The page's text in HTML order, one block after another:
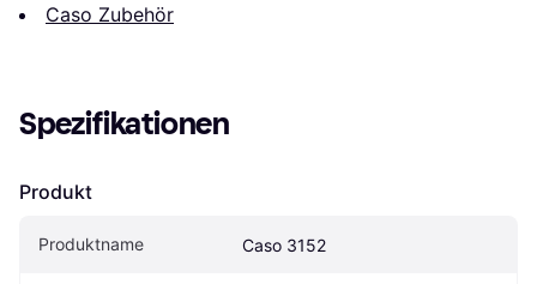
Caso Zubehör
Spezifikationen
Produkt
Produktname Caso 3152